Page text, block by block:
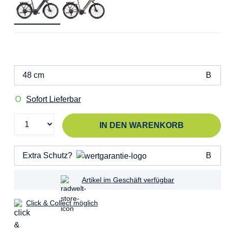
48 cm
Sofort Lieferbar
IN DEN WARENKORB
Extra Schutz?
Artikel im Geschäft verfügbar
Click & Collect möglich